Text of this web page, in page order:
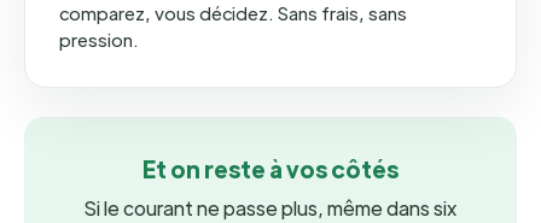
comparez, vous décidez. Sans frais, sans
pression.
Et on reste à vos côtés
Si le courant ne passe plus, même dans six